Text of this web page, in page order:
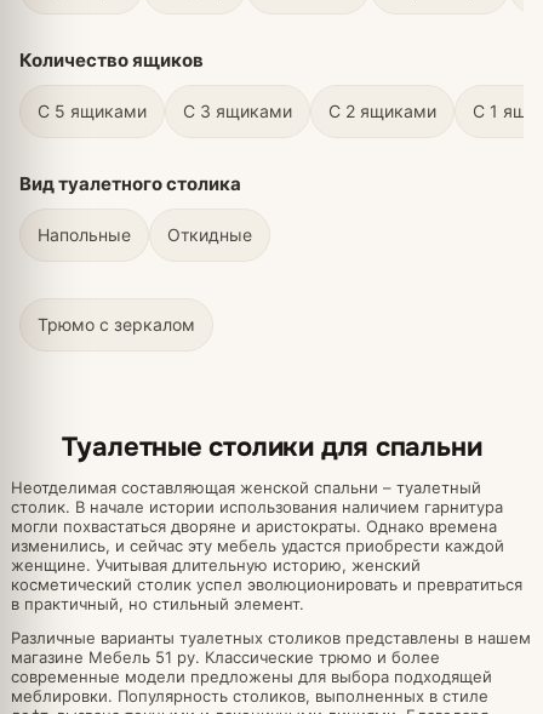
Количество ящиков
С 5 ящиками С 3 ящиками С 2 ящиками С 1
Вид туалетного столика
Напольные Откидные
Трюмо с зеркалом
Туалетные столики для спальни
Неотделимая составляющая женской спальни – туалетный
столик. В начале истории использования наличием гарнитура
могли похвастаться дворяне и аристократы. Однако времена
изменились, и сейчас эту мебель удастся приобрести каждой
женщине. Учитывая длительную историю, женский
косметический столик успел эволюционировать и превратиться
в практичный, но стильный элемент.
Различные варианты туалетных столиков представлены в нашем
магазине Мебель 51 ру. Классические трюмо и более
современные модели предложены для выбора подходящей
меблировки. Популярность столиков, выполненных в стиле